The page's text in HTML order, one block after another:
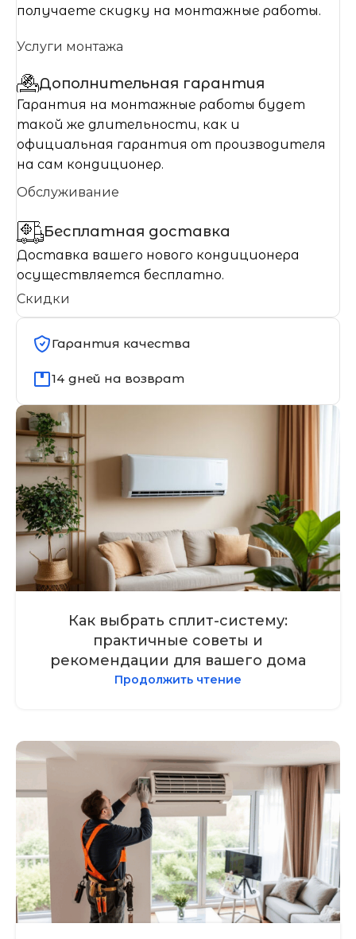
получаете скидку на монтажные работы.
Услуги монтажа
Дополнительная гарантия
Гарантия на монтажные работы будет
такой же длительности, как и
официальная гарантия от производителя
на сам кондиционер.
Обслуживание
Бесплатная доставка
Доставка вашего нового кондиционера
осуществляется бесплатно.
Скидки
Гарантия качества
14 дней на возврат
Как выбрать сплит-систему:
практичные советы и
рекомендации для вашего дома
Продолжить чтение